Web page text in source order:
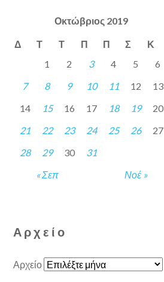
Οκτώβριος 2019
Δ Τ Τ Π Π Σ Κ
« Σεπ Νοέ »
1 2 3 4 5
6
7
8 9 10 11 12
13
14
15 16 17 18 19
20
21
22 23 24 25 26
27
28
29 30 31
Αρχείο
Αρχείο